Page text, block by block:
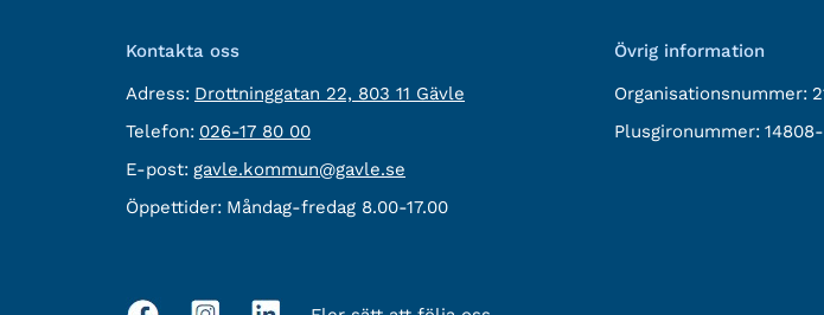
Kontakta oss
Adress: besöksadress:
Drottninggatan 22, 803 11 Gävle
Telefon: Telefon:
026-17 80 00
E-post: E-
post:
gavle.kommun@gavle.se
Öppettider: Måndag-fredag 8.00-17.00
Övrig information
Organisationsnummer:
Plusgironummer: